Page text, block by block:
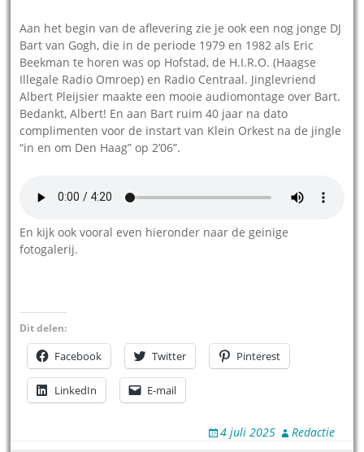
Aan het begin van de aflevering zie je ook een nog jonge DJ
Bart van Gogh, die in de periode 1979 en 1982 als Eric
Beekman te horen was op Hofstad, de H.I.R.O. (Haagse
Illegale Radio Omroep) en Radio Centraal. Jinglevriend
Albert Pleijsier maakte een mooie audiomontage over Bart.
Bedankt, Albert! En aan Bart ruim 40 jaar na dato
complimenten voor de instart van Klein Orkest na de jingle
“in en om Den Haag” op 2’06”.
En kijk ook vooral even hieronder naar de geinige
fotogalerij.
Dit delen:
Facebook Twitter Pinterest
LinkedIn E-mail
4 juli 2025 Redactie